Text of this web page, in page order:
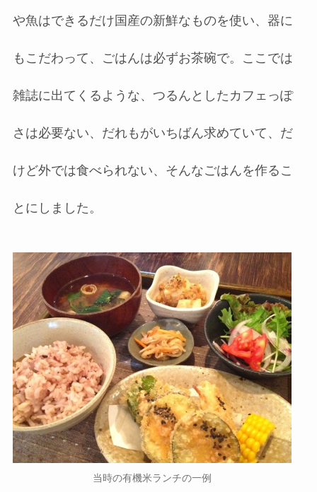
や魚はできるだけ国産の新鮮なものを使い、器に
もこだわって、ごはんは必ずお茶碗で。ここでは
雑誌に出てくるような、つるんとしたカフェっぽ
さは必要ない、だれもがいちばん求めていて、だ
けど外では食べられない、そんなごはんを作るこ
とにしました。
当時の有機米ランチの一例